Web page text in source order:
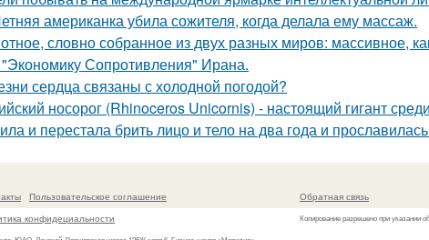
американка убила сожителя, когда делала ему массаж.
словно собранное из двух разных миров: массивное,
Сопротивления" Ирана.
сердца связаны с холодной погодой?
носорог (Rhinoceros Unicornis) - настоящий гигант
и перестала брить лицо и тело на два года и прославилась
Пользовательское соглашение
конфидециальности
Обратная связь
Копирование разрешено при указании